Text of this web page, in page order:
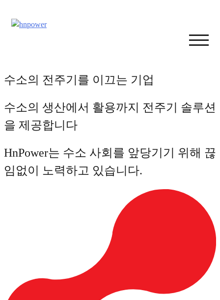
수소의 전주기를 이끄는 기업
수소의 생산에서 활용까지 전주기 솔루션
을 제공합니다
HnPower는 수소 사회를 앞당기기 위해 끊
임없이 노력하고 있습니다.